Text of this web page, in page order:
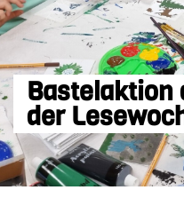
Bastelaktion
der